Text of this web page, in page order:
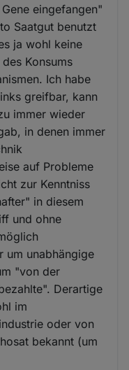
eingefangen"
Saatgut benutzt
ja wohl keine
Konsums
Ich habe
greifbar, kann
immer wieder
in denen immer
auf Probleme
zur Kenntniss
in diesem
und ohne
um unabhängige
"von der
Derartige
im
oder von
bekannt (um